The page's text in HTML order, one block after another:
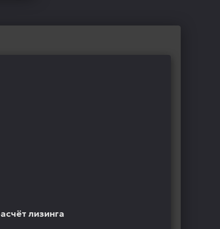
лизинга